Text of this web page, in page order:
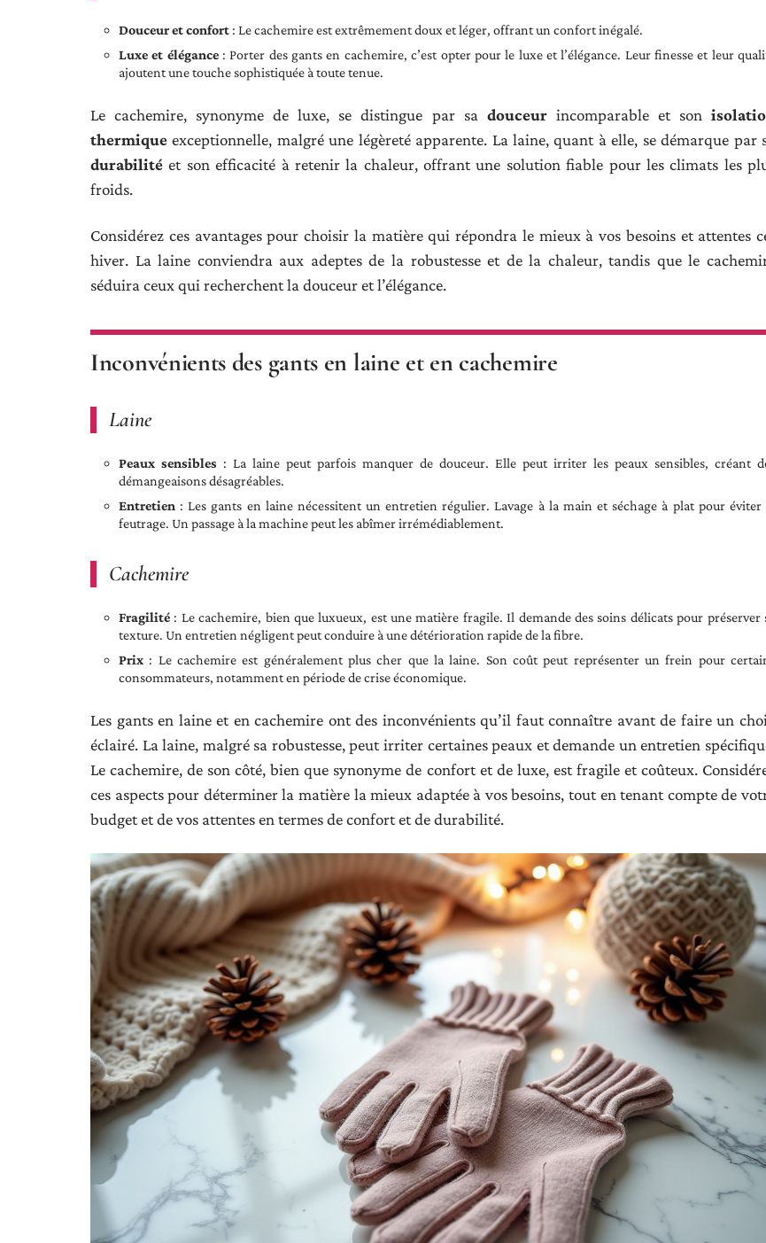
Douceur et confort : Le cachemire est extrêmement doux et léger, offrant un confort inégalé.
Luxe et élégance: Porter des gants en cachemire, c’est opter pour le luxe et l’élégance. Leur finesse et leur
ajoutent une touche sophistiquée à toute tenue.
Le cachemire, synonyme de luxe, se distingue par sa douceurincomparable et son
thermique exceptionnelle, malgré une légèreté apparente. La laine, quant à elle, se démarque par
durabilité et son efficacité à retenir la chaleur, offrant une solution fiable pour les climats les
froids.
Considérez ces avantages pour choisir la matière qui répondra le mieux à vos besoins et attentes
hiver. La laine conviendra aux adeptes de la robustesse et de la chaleur, tandis que le
séduira ceux qui recherchent la douceur et l’élégance.
Inconvénients des gants en laine et en cachemire
Laine
Peaux sensibles : La laine peut parfois manquer de douceur. Elle peut irriter les peaux sensibles, créant
démangeaisons désagréables.
Entretien : Les gants en laine nécessitent un entretien régulier. Lavage à la main et séchage à plat pour éviter
feutrage. Un passage à la machine peut les abîmer irrémédiablement.
Cachemire
Fragilité : Le cachemire, bien que luxueux, est une matière fragile. Il demande des soins délicats pour préserver
texture. Un entretien négligent peut conduire à une détérioration rapide de la fibre.
Prix : Le cachemire est généralement plus cher que la laine. Son coût peut représenter un frein pour
consommateurs, notamment en période de crise économique.
Les gants en laine et en cachemire ont des inconvénients qu’il faut connaître avant de faire un
éclairé. La laine, malgré sa robustesse, peut irriter certaines peaux et demande un entretien
Le cachemire, de son côté, bien que synonyme de confort et de luxe, est fragile et coûteux.
ces aspects pour déterminer la matière la mieux adaptée à vos besoins, tout en tenant compte de
budget et de vos attentes en termes de confort et de durabilité.